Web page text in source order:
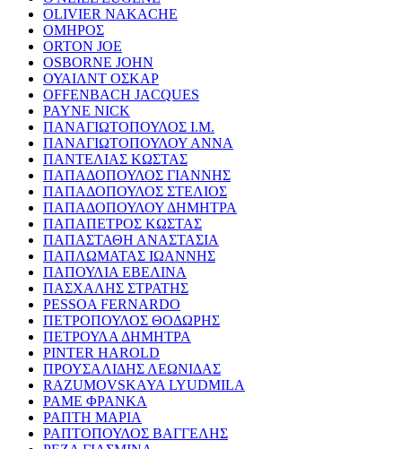
OLIVIER NAKACHE
ΟΜΗΡΟΣ
ORTON JOE
OSBORNE JOHN
ΟΥΑΙΛΝΤ ΟΣΚΑΡ
OFFENBACH JACQUES
PAYNE NICK
ΠΑΝΑΓΙΩΤΟΠΟΥΛΟΣ Ι.Μ.
ΠΑΝΑΓΙΩΤΟΠΟΥΛΟΥ ΑΝΝΑ
ΠΑΝΤΕΛΙΑΣ ΚΩΣΤΑΣ
ΠΑΠΑΔΟΠΟΥΛΟΣ ΓΙΑΝΝΗΣ
ΠΑΠΑΔΟΠΟΥΛΟΣ ΣΤΕΛΙΟΣ
ΠΑΠΑΔΟΠΟΥΛΟΥ ΔΗΜΗΤΡΑ
ΠΑΠΑΠΕΤΡΟΣ ΚΩΣΤΑΣ
ΠΑΠΑΣΤΑΘΗ ΑΝΑΣΤΑΣΙΑ
ΠΑΠΛΩΜΑΤΑΣ ΙΩΑΝΝΗΣ
ΠΑΠΟΥΛΙΑ ΕΒΕΛΙΝΑ
ΠΑΣΧΑΛΗΣ ΣΤΡΑΤΗΣ
PESSOA FERNARDO
ΠΕΤΡΟΠΟΥΛΟΣ ΘΟΔΩΡΗΣ
ΠΕΤΡΟΥΛΑ ΔΗΜΗΤΡΑ
PINTER HAROLD
ΠΡΟΥΣΑΛΙΔΗΣ ΛΕΩΝΙΔΑΣ
RAZUMOVSKAYA LYUDMILA
ΡΑΜΕ ΦΡΑΝΚΑ
ΡΑΠΤΗ ΜΑΡΙΑ
ΡΑΠΤΟΠΟΥΛΟΣ ΒΑΓΓΕΛΗΣ